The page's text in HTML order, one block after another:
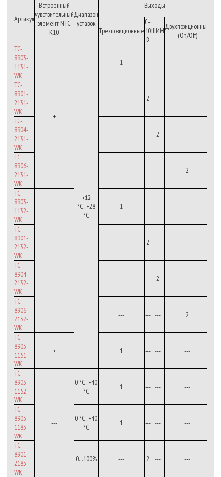
Артикул
Встроенный
чувствительный
элемент NTC
K10
Диапазон
уставок
Выходы
Трехпозиционные
0–
10
В
ШИМДвухпозиционные
(On/Off)
TC-
8903-
1131-
WK
+
+12
°С...+28
°C
1 --- --- ---
TC-
8901-
2131-
WK
--- 2 --- ---
TC-
8904-
2131-
WK
--- --- 2 ---
TC-
8906-
2131-
WK
--- --- --- 2
TC-
8903-
1132-
WK
---
1 --- --- ---
TC-
8901-
2132-
WK
--- 2 --- ---
TC-
8904-
2132-
WK
--- --- 2 ---
TC-
8906-
2132-
WK
--- --- --- 2
TC-
8903-
1151-
WK
+ 1 --- --- ---
TC-
8903-
1152-
WK
---
0 °С...+40
°C
1 --- --- ---
TC-
8903-
1183-
WK
0 °С...+40
°C
1 --- --- ---
TC-
8901-
2183-
WK
0…100% --- 2 --- ---